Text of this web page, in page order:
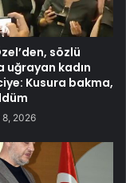
sözlü
uğrayan kadın
Kusura bakma,
8, 2026